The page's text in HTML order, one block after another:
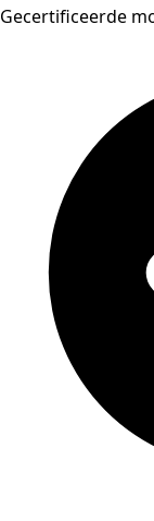
Gecertificeerde